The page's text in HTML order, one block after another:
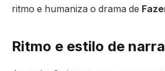
ritmo e humaniza o drama de
Ritmo e estilo de